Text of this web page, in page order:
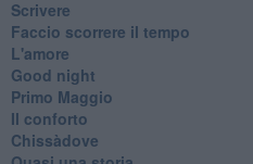
Scrivere
Faccio scorrere il tempo
L'amore
Good night
Primo Maggio
Il conforto
Chissàdove